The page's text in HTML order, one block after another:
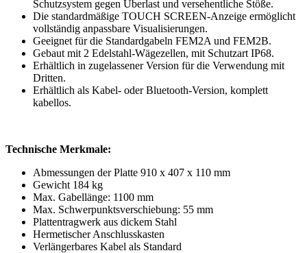
Schutzsystem gegen Überlast und versehentliche Stöße.
Die standardmäßige TOUCH SCREEN-Anzeige ermöglicht
vollständig anpassbare Visualisierungen.
Geeignet für die Standardgabeln FEM2A und FEM2B.
Gebaut mit 2 Edelstahl-Wägezellen, mit Schutzart IP68.
Erhältlich in zugelassener Version für die Verwendung mit
Dritten.
Erhältlich als Kabel- oder Bluetooth-Version, komplett
kabellos.
Technische Merkmale:
Abmessungen der Platte 910 x 407 x 110 mm
Gewicht 184 kg
Max. Gabellänge: 1100 mm
Max. Schwerpunktsverschiebung: 55 mm
Plattentragwerk aus dickem Stahl
Hermetischer Anschlusskasten
Verlängerbares Kabel als Standard